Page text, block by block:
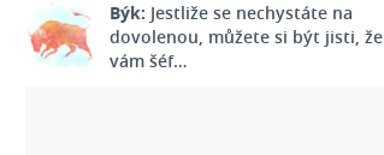
Býk: Jestliže se nechystáte na
dovolenou, můžete si být jisti, že
vám šéf…